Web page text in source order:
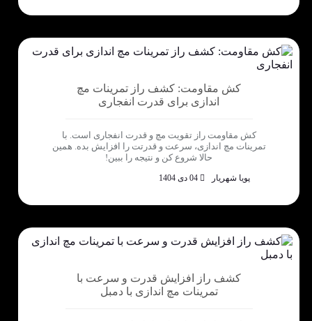
کش مقاومت: کشف راز تمرینات مچ
اندازی برای قدرت انفجاری
کش مقاومت راز تقویت مچ و قدرت انفجاری است. با
تمرینات مچ اندازی، سرعت و قدرتت را افزایش بده. همین
حالا شروع کن و نتیجه را ببین!
پویا شهریار
کشف راز افزایش قدرت و سرعت با
تمرینات مچ اندازی با دمبل